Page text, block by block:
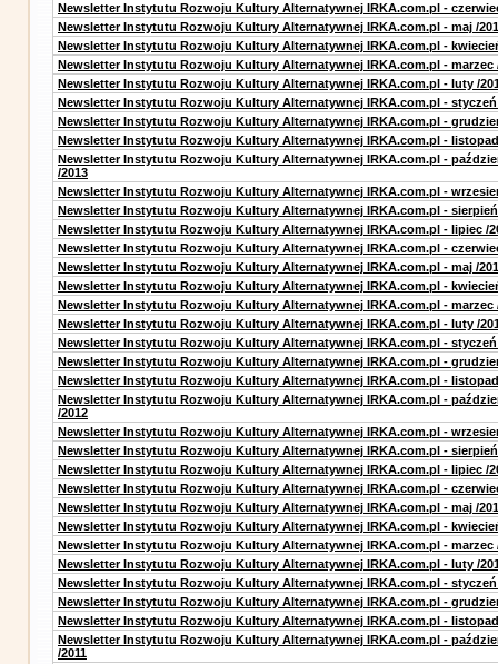
Newsletter Instytutu Rozwoju Kultury Alternatywnej IRKA.com.pl -
Newsletter Instytutu Rozwoju Kultury Alternatywnej IRKA.com.pl - maj /
Newsletter Instytutu Rozwoju Kultury Alternatywnej IRKA.com.pl -
Newsletter Instytutu Rozwoju Kultury Alternatywnej IRKA.com.pl - marzec
Newsletter Instytutu Rozwoju Kultury Alternatywnej IRKA.com.pl - luty /
Newsletter Instytutu Rozwoju Kultury Alternatywnej IRKA.com.pl - styczeń
Newsletter Instytutu Rozwoju Kultury Alternatywnej IRKA.com.pl -
Newsletter Instytutu Rozwoju Kultury Alternatywnej IRKA.com.pl - listopad
Newsletter Instytutu Rozwoju Kultury Alternatywnej IRKA.com.pl -
/2013
Newsletter Instytutu Rozwoju Kultury Alternatywnej IRKA.com.pl -
Newsletter Instytutu Rozwoju Kultury Alternatywnej IRKA.com.pl - sierpień
Newsletter Instytutu Rozwoju Kultury Alternatywnej IRKA.com.pl - lipiec /
Newsletter Instytutu Rozwoju Kultury Alternatywnej IRKA.com.pl -
Newsletter Instytutu Rozwoju Kultury Alternatywnej IRKA.com.pl - maj /
Newsletter Instytutu Rozwoju Kultury Alternatywnej IRKA.com.pl -
Newsletter Instytutu Rozwoju Kultury Alternatywnej IRKA.com.pl - marzec
Newsletter Instytutu Rozwoju Kultury Alternatywnej IRKA.com.pl - luty /
Newsletter Instytutu Rozwoju Kultury Alternatywnej IRKA.com.pl - styczeń
Newsletter Instytutu Rozwoju Kultury Alternatywnej IRKA.com.pl -
Newsletter Instytutu Rozwoju Kultury Alternatywnej IRKA.com.pl - listopad
Newsletter Instytutu Rozwoju Kultury Alternatywnej IRKA.com.pl -
/2012
Newsletter Instytutu Rozwoju Kultury Alternatywnej IRKA.com.pl -
Newsletter Instytutu Rozwoju Kultury Alternatywnej IRKA.com.pl - sierpień
Newsletter Instytutu Rozwoju Kultury Alternatywnej IRKA.com.pl - lipiec /
Newsletter Instytutu Rozwoju Kultury Alternatywnej IRKA.com.pl -
Newsletter Instytutu Rozwoju Kultury Alternatywnej IRKA.com.pl - maj /
Newsletter Instytutu Rozwoju Kultury Alternatywnej IRKA.com.pl -
Newsletter Instytutu Rozwoju Kultury Alternatywnej IRKA.com.pl - marzec
Newsletter Instytutu Rozwoju Kultury Alternatywnej IRKA.com.pl - luty /
Newsletter Instytutu Rozwoju Kultury Alternatywnej IRKA.com.pl - styczeń
Newsletter Instytutu Rozwoju Kultury Alternatywnej IRKA.com.pl -
Newsletter Instytutu Rozwoju Kultury Alternatywnej IRKA.com.pl - listopad
Newsletter Instytutu Rozwoju Kultury Alternatywnej IRKA.com.pl -
/2011